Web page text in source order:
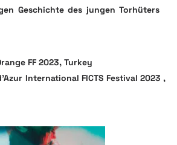
Geschichte des jungen Torhüters
FF 2023, Turkey
International FICTS Festival 2023 ,